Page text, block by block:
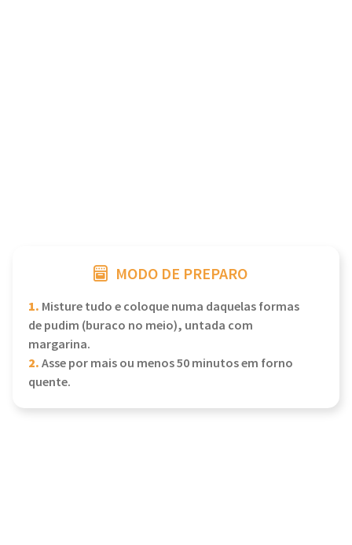
MODO DE PREPARO
1. Misture tudo e coloque numa daquelas formas
de pudim (buraco no meio), untada com
margarina.
2.Asse por mais ou menos 50 minutos em forno
quente.